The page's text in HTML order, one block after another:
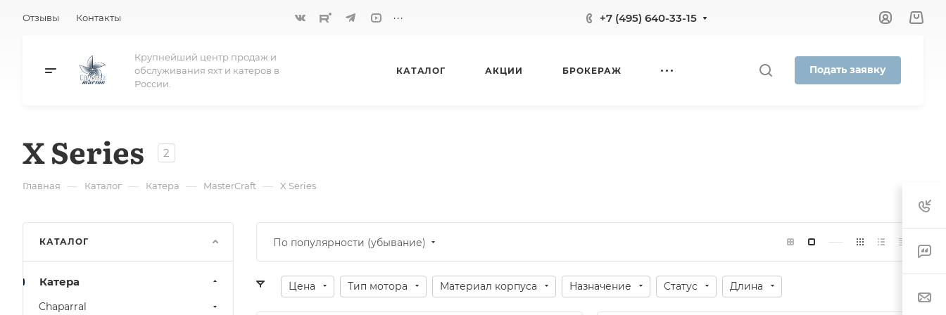
Отзывы Контакты ... +7 (495) 640-33-15
Крупнейший центр продаж и
обслуживания яхт и катеров в
России.
КАТАЛОГ АКЦИИ БРОКЕРАЖ Подать заявку
X Series 2
Главная — Каталог — Катера — MasterCraft — X Series
По популярности (убывание)
Цена Тип мотора Материал корпуса Назначение Статус Длина
КАТАЛОГ
Катера
Chaparral